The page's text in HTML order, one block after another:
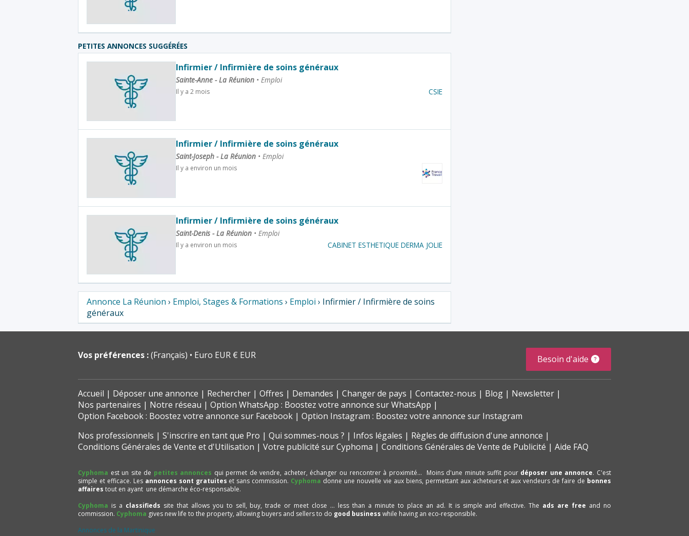
PETITES ANNONCES SUGGÉRÉES
Infirmier / Infirmière de soins généraux
Sainte-Anne - La Réunion • Emploi
Il y a 2 mois CSIE
Infirmier / Infirmière de soins généraux
Saint-Joseph - La Réunion • Emploi
Il y a environ un mois
Infirmier / Infirmière de soins généraux
Saint-Denis - La Réunion • Emploi
Il y a environ un mois CABINET ESTHETIQUE DERMA JOLIE
Annonce La Réunion › Emploi, Stages & Formations › Emploi › Infirmier / Infirmière de soins
généraux
Vos préférences :(Français) Euro EUR € EUR Besoin d'aide
Accueil Déposer une annonce Rechercher Offres Demandes Changer de pays Contactez-nous Blog
Newsletter
Nos partenaires
Notre réseau
Option WhatsApp : Boostez votre annonce sur WhatsApp
Option Facebook : Boostez votre annonce sur Facebook
Option Instagram : Boostez votre annonce sur Instagram
Nos professionnels
S'inscrire en tant que Pro Qui sommes-nous ? Infos légales
Règles de diffusion d'une annonce
Conditions Générales de Vente et d'Utilisation
Votre publicité sur Cyphoma Conditions Générales de Vente de Publicité Aide FAQ
Cyphoma est un site de petites annonces qui permet de vendre, acheter, échanger ou rencontrer à proximité… Moins d'une minute suffit pour déposer une annonce. C'est
simple et efficace. Les annonces sont gratuites et sans commission. Cyphoma donne une nouvelle vie aux biens, permettant aux acheteurs et aux vendeurs de faire de bonnes
affaires tout en ayant une démarche éco-responsable.
Cyphoma is a classifieds site that allows you to sell, buy, trade or meet close ... less than a minute to place an ad. It is simple and effective. The ads are free and no
commission. Cyphoma gives new life to the property, allowing buyers and sellers to do good business while having an eco-responsible.
Annonces de la Martinique